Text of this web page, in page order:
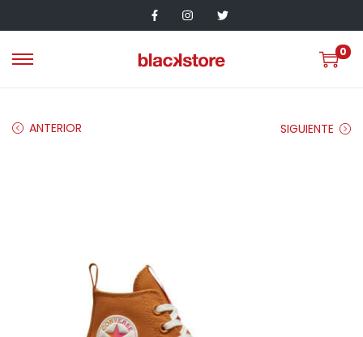
0
ANTERIOR SIGUIENTE